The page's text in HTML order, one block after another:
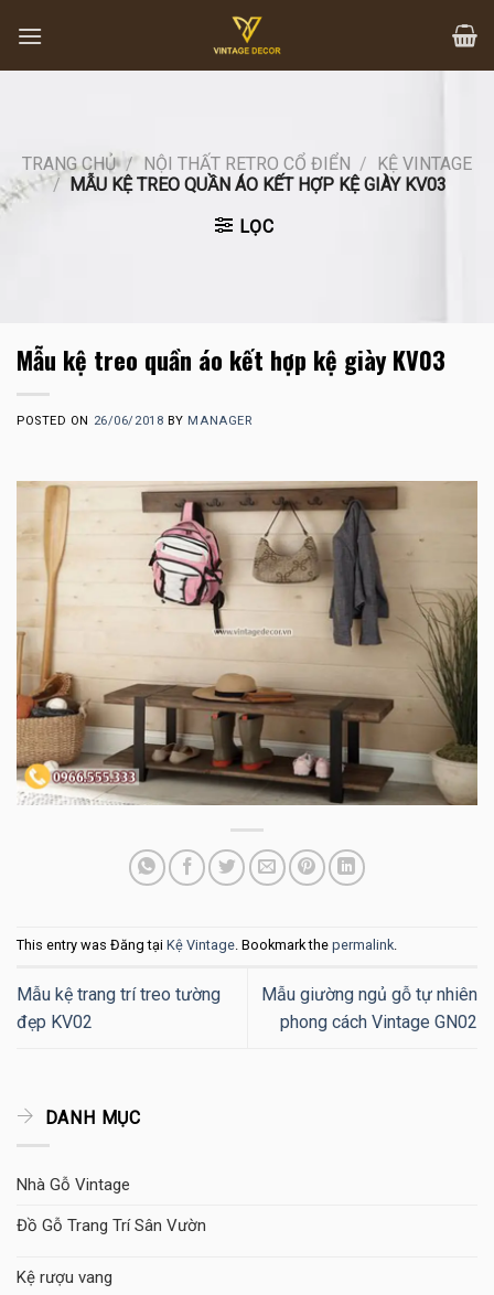
content
TRANG CHỦ / NỘI THẤT RETRO CỔ ĐIỂN / KỆ VINTAGE
/
MẪU KỆ TREO QUẦN ÁO KẾT HỢP KỆ GIÀY KV03
LỌC
Mẫu kệ treo quần áo kết hợp kệ giày KV03
POSTED ON 26/06/2018 BY MANAGER
This entry was Đăng tại Kệ Vintage. Bookmark the permalink.
Mẫu kệ trang trí treo tường
đẹp KV02
Mẫu giường ngủ gỗ tự nhiên
phong cách Vintage GN02
DANH MỤC
Nhà Gỗ Vintage
Đồ Gỗ Trang Trí Sân Vườn
Kệ rượu vang